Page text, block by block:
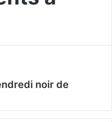
noir de